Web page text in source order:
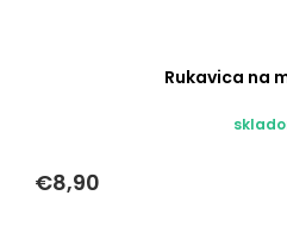
Rukavica na
€8,90